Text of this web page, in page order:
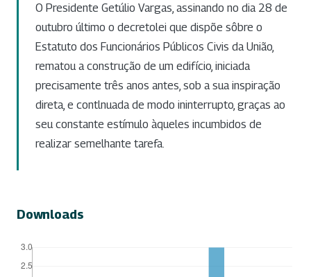
O Presidente Getúlio Vargas, assinando no dia 28 de
outubro último o decretolei que dispõe sôbre o
Estatuto dos Funcionários Públicos Civis da União,
rematou a construção de um edifício, iniciada
precisamente três anos antes, sob a sua inspiração
direta, e contlnuada de modo ininterrupto, graças ao
seu constante estímulo àqueles incumbidos de
realizar semelhante tarefa.
Downloads